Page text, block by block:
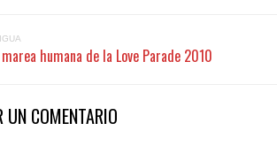
humana de la Love Parade 2010
UN COMENTARIO